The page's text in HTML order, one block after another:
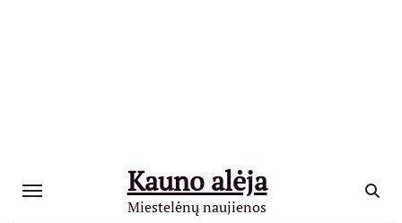
Kauno alėja
Miestelėnų naujienos